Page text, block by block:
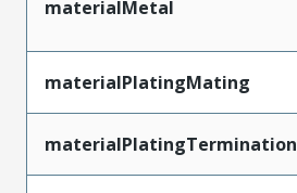
materialMetal
materialPlatingMating
materialPlatingTermination